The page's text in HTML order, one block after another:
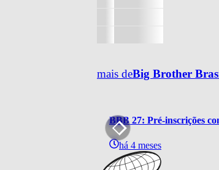
mais deBig Brother
BBB 27: Pré-inscrições
há 4 meses